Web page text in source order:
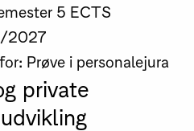
5 ECTS
2027
Prøve i personalejura
private